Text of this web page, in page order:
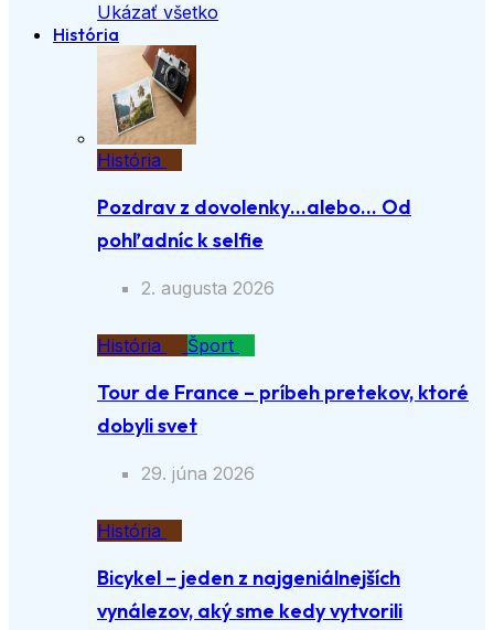
Ukázať všetko
História
História
Pozdrav z dovolenky…alebo… Od
pohľadníc k selfie
2. augusta 2026
História Šport
Tour de France – príbeh pretekov, ktoré
dobyli svet
29. júna 2026
História
Bicykel – jeden z najgeniálnejších
vynálezov, aký sme kedy vytvorili